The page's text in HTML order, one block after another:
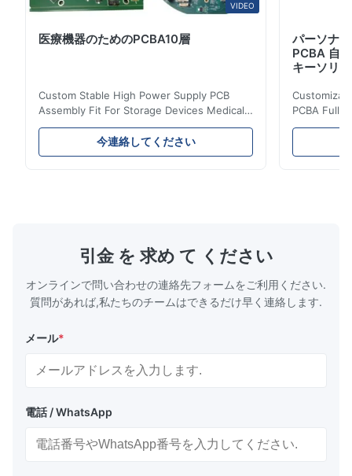
solutions. A trustworthy long-term partner.
VIDEO
医療機器のためのPCBA10層
Custom Stable High Power Supply PCB
Assembly Fit For Storage Devices Medical
Equipment Ring PCB, your PCB & PCBA
Turnkey Solutions | Professional Circuit
Manufacturing Expert 1.What's High -
providing the necessary power for various
electronic devices and systems. 2.Features
今連絡してください
パーソナ
PCBA 自
キーソリ
PCBA Full
Supplier 1.
10+ years
引金 を 求め て ください
オンラインで問い合わせの連絡先フォームをご利用ください.
質問があれば,私たちのチームはできるだけ早く連絡します.
メール*
電話 / WhatsApp